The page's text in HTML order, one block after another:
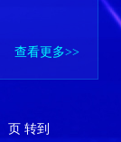
查看更多>>
页 转到